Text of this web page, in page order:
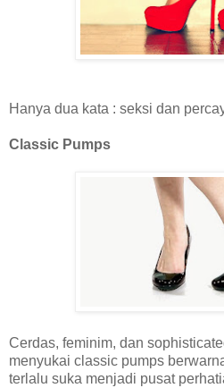
Hanya dua kata : seksi dan
Classic Pumps
Cerdas, feminim, dan
menyukai classic pumps
terlalu suka menjadi pusat